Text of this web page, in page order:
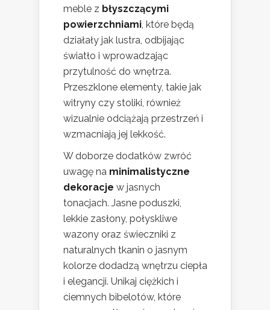
meble z błyszczącymi
powierzchniami, które będą
działały jak lustra, odbijając
światło i wprowadzając
przytulność do wnętrza.
Przeszklone elementy, takie jak
witryny czy stoliki, również
wizualnie odciążają przestrzeń i
wzmacniają jej lekkość.
W doborze dodatków zwróć
uwagę na minimalistyczne
dekoracje w jasnych
tonacjach. Jasne poduszki,
lekkie zasłony, połyskliwe
wazony oraz świeczniki z
naturalnych tkanin o jasnym
kolorze dodadzą wnętrzu ciepła
i elegancji. Unikaj ciężkich i
ciemnych bibelotów, które